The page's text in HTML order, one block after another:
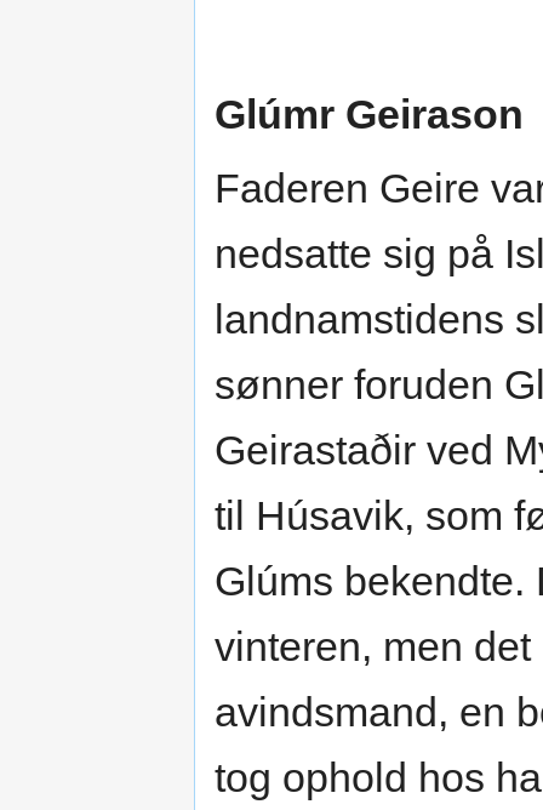
Glúmr Geirason
Faderen Geire
nedsatte sig på
landnamstidens
sønner foruden
Geirastaðir ved
til Húsavik, som
Glúms bekendte.
vinteren, men
avindsmand, en
tog ophold hos